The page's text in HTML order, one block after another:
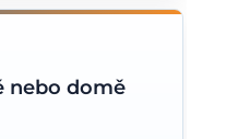
nebo domě